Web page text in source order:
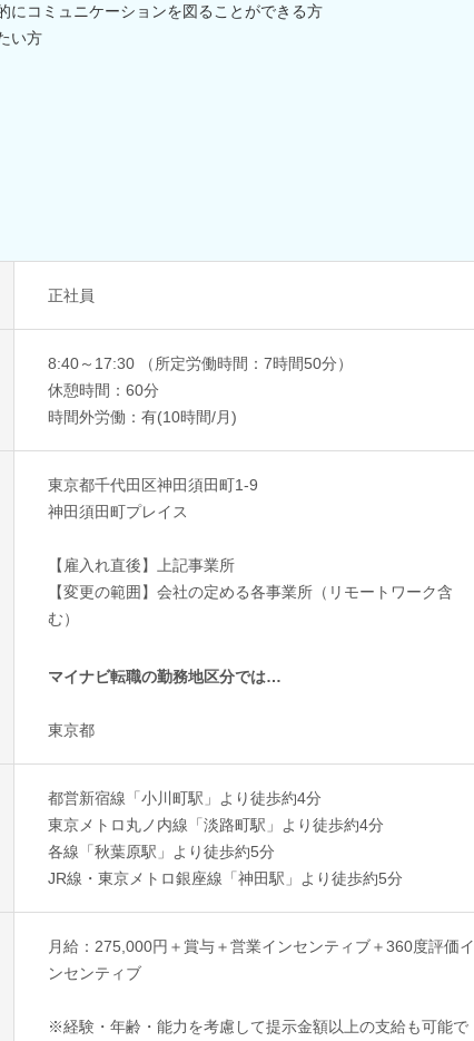
にコミュニケーションを図ることができる方
い方
正社員
8:40～17:30 （所定労働時間：7時間50分）
休憩時間：60分
時間外労働：有(10時間/月)
東京都千代田区神田須田町1-9
神田須田町プレイス
【雇入れ直後】上記事業所
【変更の範囲】会社の定める各事業所（リモートワーク含
む）
マイナビ転職の勤務地区分では…
東京都
都営新宿線「小川町駅」より徒歩約4分
東京メトロ丸ノ内線「淡路町駅」より徒歩約4分
各線「秋葉原駅」より徒歩約5分
JR線・東京メトロ銀座線「神田駅」より徒歩約5分
月給：275,000円＋賞与＋営業インセンティブ＋360度評価イ
ンセンティブ
※経験・年齢・能力を考慮して提示金額以上の支給も可能で